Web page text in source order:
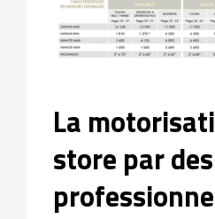
La
store par des